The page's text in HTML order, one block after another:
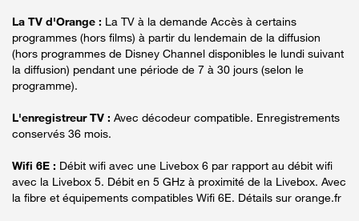
La TV d'Orange : La TV à la demande Accès à certains
programmes (hors films) à partir du lendemain de la diffusion
(hors programmes de Disney Channel disponibles le lundi suivant
la diffusion) pendant une période de 7 à 30 jours (selon le
programme).
L'enregistreur TV : Avec décodeur compatible. Enregistrements
conservés 36 mois.
Wifi 6E : Débit wifi avec une Livebox 6 par rapport au débit wifi
avec la Livebox 5. Débit en 5 GHz à proximité de la Livebox. Avec
la fibre et équipements compatibles Wifi 6E. Détails sur orange.fr